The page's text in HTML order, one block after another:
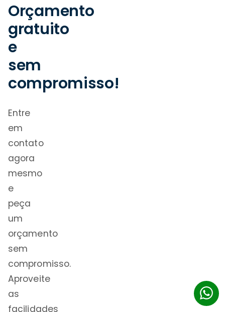
Orçamento
gratuito
e
sem
compromisso!
Entre
em
contato
agora
mesmo
e
peça
um
orçamento
sem
compromisso.
Aproveite
as
facilidades